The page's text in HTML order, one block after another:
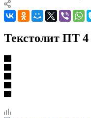
Текстолит ПТ